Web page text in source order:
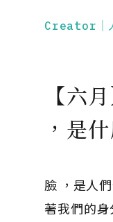
Creator｜
【六
，是
臉 ，是人
著我們的